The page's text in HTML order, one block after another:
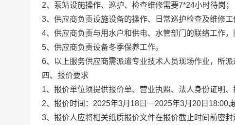
2、泵站设施操作、巡护、检查维修需要7*24小时待岗；
3、供应商负责设施设备的操作、日常巡护检查及维修工
4、供应商负责与用水户和供电、水管部门的联络工作
5、供应商负责设备冬季保养工作。
6、以上服务供应商需派遣专业技术人员现场作业，所派
四、报价要求
1、报价单位须提供报价单、营业执照、法人身份证明
2、报价时间：2025年3月18日—2025年3月20日18:00,
3、报价人应将相关纸质报价文件在报价截止时间前密